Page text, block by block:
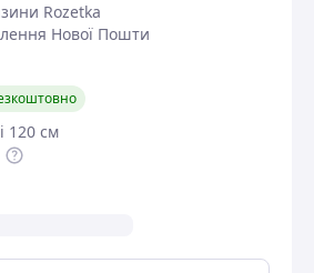
Rozetka
Нової Пошти
120 см